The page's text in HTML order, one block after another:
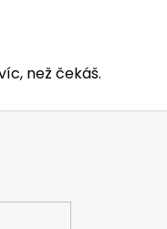
než čekáš.